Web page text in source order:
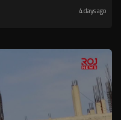
4 days ago